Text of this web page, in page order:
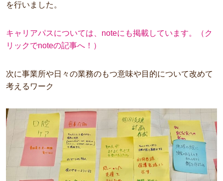
を行いました。
キャリアパスについては、noteにも掲載しています。（ク
リックでnoteの記事へ！）
次に事業所や日々の業務のもつ意味や目的について改めて
考えるワーク